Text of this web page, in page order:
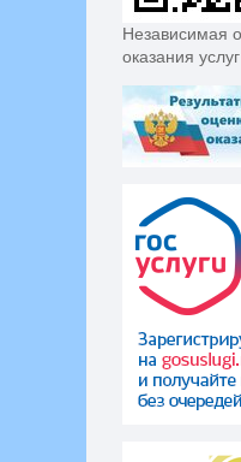
Независимая
оказания услуг